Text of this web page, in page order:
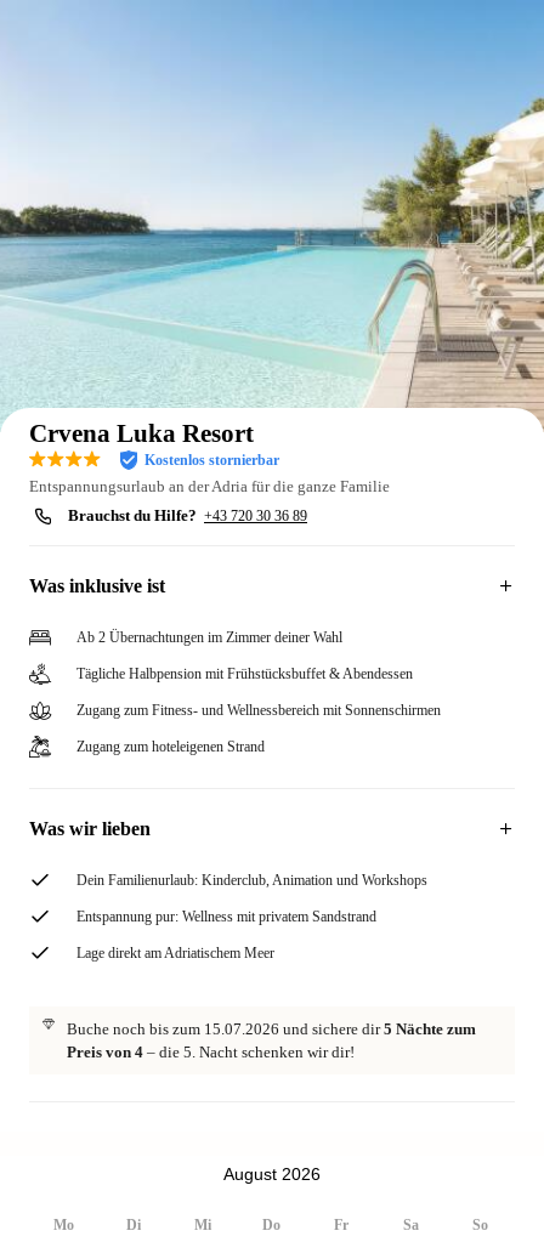
Auf der Karte anzeigen
Crvena Luka Resort
Kostenlos stornierbar
Entspannungsurlaub an der Adria für die ganze Familie
Brauchst du Hilfe? +43 720 30 36 89
Was inklusive ist
Ab 2 Übernachtungen im Zimmer deiner Wahl
Tägliche Halbpension mit Frühstücksbuffet & Abendessen
Zugang zum Fitness- und Wellnessbereich mit Sonnenschirmen
Zugang zum hoteleigenen Strand
Was wir lieben
Dein Familienurlaub: Kinderclub, Animation und Workshops
Entspannung pur: Wellness mit privatem Sandstrand
Lage direkt am Adriatischem Meer
Buche noch bis zum 15.07.2026 und sichere dir5 Nächte zum
Preis von 4 – die 5. Nacht schenken wir dir!
August 2026
Mo Di Mi Do Fr Sa So